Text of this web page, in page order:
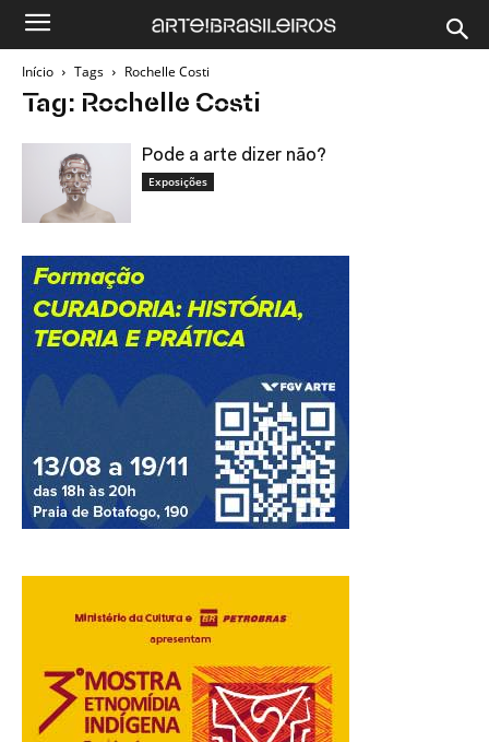
Início Tags Rochelle Costi
Tag: Rochelle Costi
Pode a arte dizer não?
Exposições